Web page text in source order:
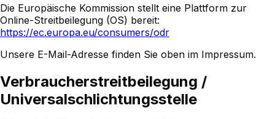
Die Europäische Kommission stellt eine Plattform zur
Online-Streitbeilegung (OS) bereit:
https://ec.europa.eu/consumers/odr
Unsere E-Mail-Adresse finden Sie oben im Impressum.
Verbraucherstreitbeilegung /
Universalschlichtungsstelle